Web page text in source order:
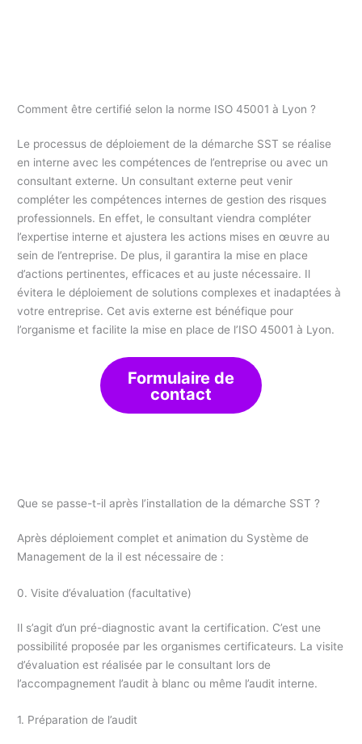
Comment être certifié selon la norme ISO 45001 à Lyon ?
Le processus de déploiement de la démarche SST se réalise
en interne avec les compétences de l’entreprise ou avec un
consultant externe. Un consultant externe peut venir
compléter les compétences internes de gestion des risques
professionnels. En effet, le consultant viendra compléter
l’expertise interne et ajustera les actions mises en œuvre au
sein de l’entreprise. De plus, il garantira la mise en place
d’actions pertinentes, efficaces et au juste nécessaire. Il
évitera le déploiement de solutions complexes et inadaptées à
votre entreprise. Cet avis externe est bénéfique pour
l’organisme et facilite la mise en place de l’ISO 45001 à Lyon.
Formulaire de
contact
Que se passe-t-il après l’installation de la démarche SST ?
Après déploiement complet et animation du Système de
Management de la il est nécessaire de :
0. Visite d’évaluation (facultative)
Il s’agit d’un pré-diagnostic avant la certification. C’est une
possibilité proposée par les organismes certificateurs. La visite
d’évaluation est réalisée par le consultant lors de
l’accompagnement l’audit à blanc ou même l’audit interne.
1. Préparation de l’audit